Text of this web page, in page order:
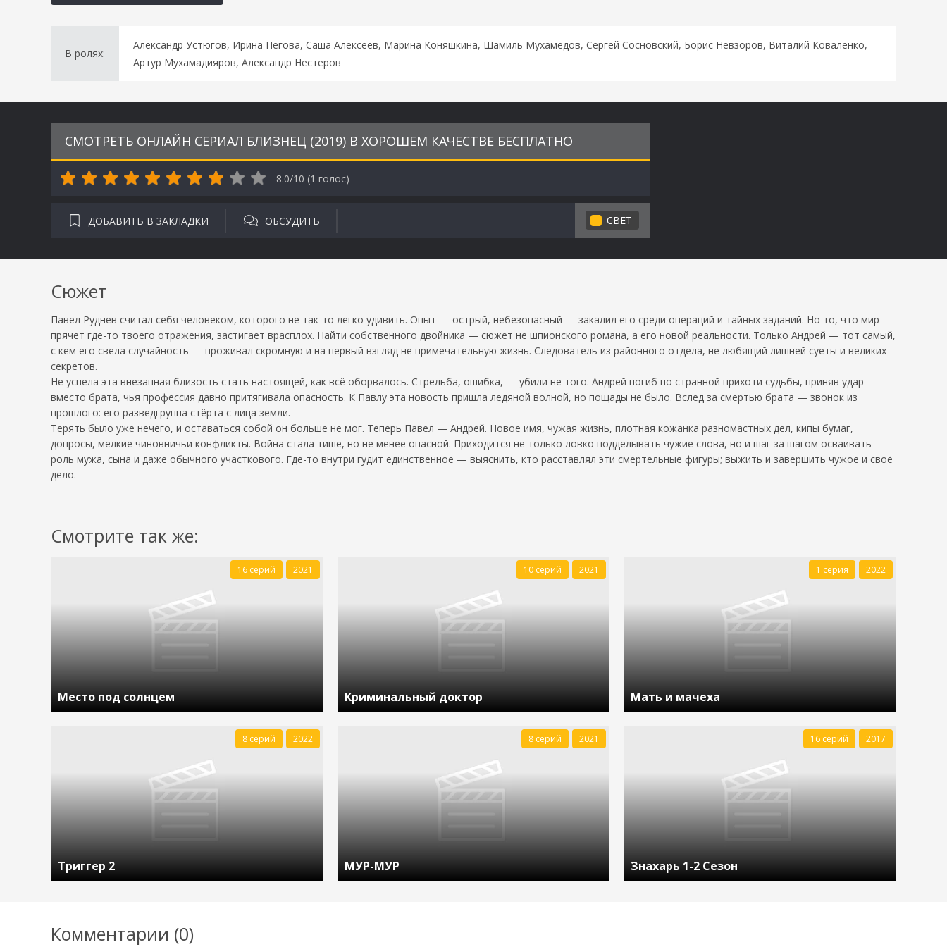
В ролях:
Александр Устюгов, Ирина Пегова, Саша Алексеев, Марина Коняшкина, Шамиль Мухамедов, Сергей Сосновский, Борис Невзоров, Виталий Коваленко,
Артур Мухамадияров, Александр Нестеров
СМОТРЕТЬ ОНЛАЙН СЕРИАЛ БЛИЗНЕЦ (2019) В ХОРОШЕМ КАЧЕСТВЕ БЕСПЛАТНО
8.0/10 (1 голос)
ДОБАВИТЬ В ЗАКЛАДКИ ОБСУДИТЬ СВЕТ
Сюжет
Павел Руднев считал себя человеком, которого не так-то легко удивить. Опыт — острый, небезопасный — закалил его среди операций и тайных заданий. Но то, что мир
прячет где-то твоего отражения, застигает врасплох. Найти собственного двойника — сюжет не шпионского романа, а его новой реальности. Только Андрей — тот самый,
с кем его свела случайность — проживал скромную и на первый взгляд не примечательную жизнь. Следователь из районного отдела, не любящий лишней суеты и великих
секретов.
Не успела эта внезапная близость стать настоящей, как всё оборвалось. Стрельба, ошибка, — убили не того. Андрей погиб по странной прихоти судьбы, приняв удар
вместо брата, чья профессия давно притягивала опасность. К Павлу эта новость пришла ледяной волной, но пощады не было. Вслед за смертью брата — звонок из
прошлого: его разведгруппа стёрта с лица земли.
Терять было уже нечего, и оставаться собой он больше не мог. Теперь Павел — Андрей. Новое имя, чужая жизнь, плотная кожанка разномастных дел, кипы бумаг,
допросы, мелкие чиновничьи конфликты. Война стала тише, но не менее опасной. Приходится не только ловко подделывать чужие слова, но и шаг за шагом осваивать
роль мужа, сына и даже обычного участкового. Где-то внутри гудит единственное — выяснить, кто расставлял эти смертельные фигуры; выжить и завершить чужое и своё
дело.
Смотрите так же:
Место под солнцем
16 серий 2021
Криминальный доктор
10 серий 2021
Мать и мачеха
1 серия 2022
Триггер 2
8 серий 2022
МУР-МУР
8 серий 2021
Знахарь 1-2 Сезон
16 серий 2017
Комментарии (0)